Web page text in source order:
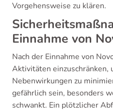
Vorgehensweise zu klären.
Einnahme von
Nach der Einnahme von
Aktivitäten einzuschränken,
Nebenwirkungen zu
gefährlich sein, besonders
schwankt. Ein plötzlicher